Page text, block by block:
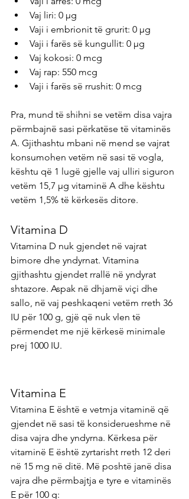
Vaj liri: 0 µg
Vaji i embrionit të grurit: 0 µg
Vaji i farës së kungullit: 0 µg
Vaj kokosi: 0 mcg
Vaj rap: 550 mcg
Vaji i farës së rrushit: 0 mcg
Pra, mund të shihni se vetëm disa vajra
përmbajnë sasi përkatëse të vitaminës
A. Gjithashtu mbani në mend se vajrat
konsumohen vetëm në sasi të vogla,
kështu që 1 lugë gjelle vaj ulliri siguron
vetëm 15,7 µg vitaminë A dhe kështu
vetëm 1,5% të kërkesës ditore.
Vitamina D
Vitamina D nuk gjendet në vajrat
bimore dhe yndyrnat. Vitamina
gjithashtu gjendet rrallë në yndyrat
shtazore. Aspak në dhjamë viçi dhe
sallo, në vaj peshkaqeni vetëm rreth 36
IU për 100 g, gjë që nuk vlen të
përmendet me një kërkesë minimale
prej 1000 IU.
Vitamina E
Vitamina E është e vetmja vitaminë që
gjendet në sasi të konsiderueshme në
disa vajra dhe yndyrna. Kërkesa për
vitaminë E është zyrtarisht rreth 12 deri
në 15 mg në ditë. Më poshtë janë disa
vajra dhe përmbajtja e tyre e vitaminës
E për 100 g: